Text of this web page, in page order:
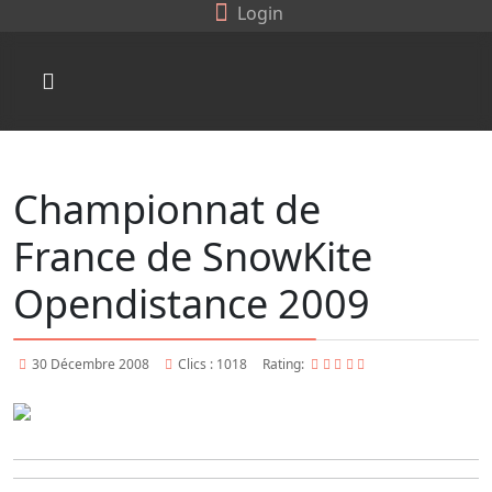
Login
Championnat de
France de SnowKite
Opendistance 2009
30 Décembre 2008 Clics : 1018 Rating: